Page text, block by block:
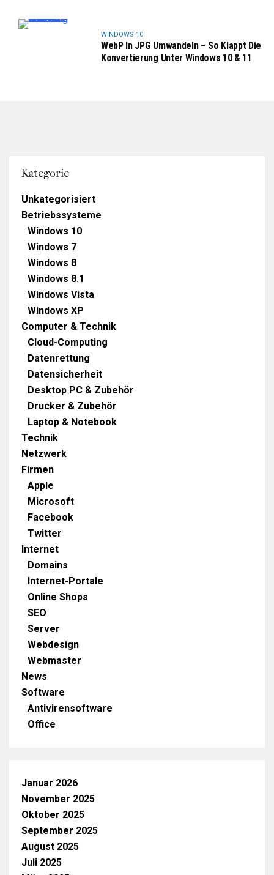
WINDOWS 10
WebP In JPG Umwandeln – So Klappt Die
Konvertierung Unter Windows 10 & 11
Kategorie
Unkategorisiert
Betriebssysteme
Windows 10
Windows 7
Windows 8
Windows 8.1
Windows Vista
Windows XP
Computer & Technik
Cloud-Computing
Datenrettung
Datensicherheit
Desktop PC & Zubehör
Drucker & Zubehör
Laptop & Notebook
Technik
Netzwerk
Firmen
Apple
Microsoft
Facebook
Twitter
Internet
Domains
Internet-Portale
Online Shops
SEO
Server
Webdesign
Webmaster
News
Software
Antivirensoftware
Office
Januar 2026
November 2025
Oktober 2025
September 2025
August 2025
Juli 2025